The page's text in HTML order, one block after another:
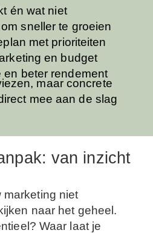
én wat niet
sneller te groeien
met prioriteiten
en budget
en beter rendement
maar concrete
mee aan de slag
van inzicht
marketing niet
naar het geheel.
Waar laat je